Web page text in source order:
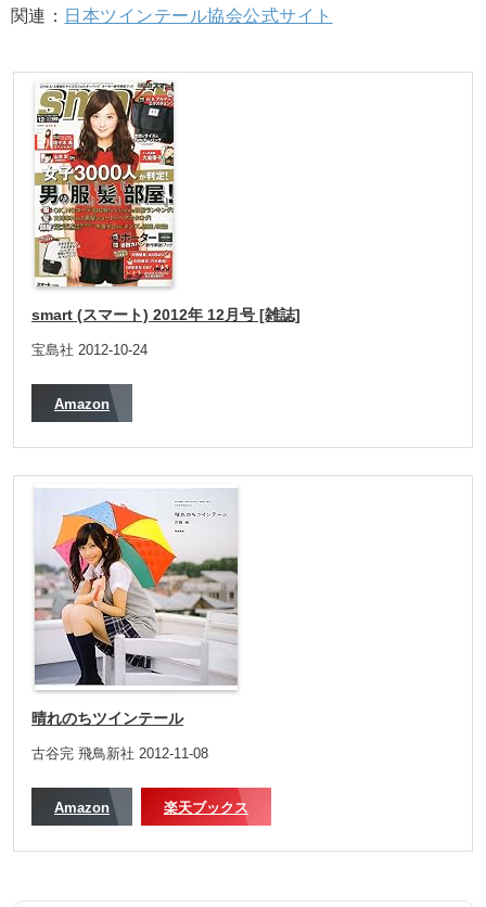
関連： 日本ツインテール協会公式サイト
smart (スマート) 2012年 12月号 [雑誌]
宝島社 2012-10-24
Amazon
晴れのちツインテール
古谷完 飛鳥新社 2012-11-08
Amazon 楽天ブックス